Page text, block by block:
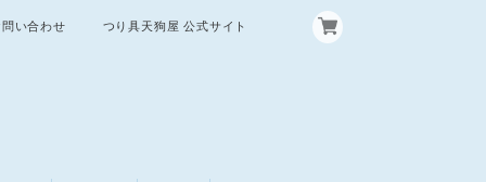
い合わせ つり具天狗屋 公式サイト